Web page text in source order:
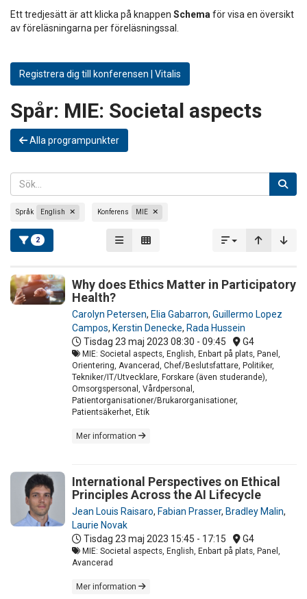
Ett tredjesätt är att klicka på knappen Schema för visa en översikt
av föreläsningarna per föreläsningssal.
Registrera dig till konferensen | Vitalis
Spår: MIE: Societal aspects
Alla programpunkter
Språk English Konferens MIE
2
Why does Ethics Matter in Participatory
Health?
Carolyn Petersen, Elia Gabarron, Guillermo Lopez
Campos, Kerstin Denecke, Rada Hussein
Tisdag 23 maj 2023 08:30 - 09:45 G4
MIE: Societal aspects, English, Enbart på plats, Panel,
Orientering, Avancerad, Chef/Beslutsfattare, Politiker,
Tekniker/IT/Utvecklare, Forskare (även studerande),
Omsorgspersonal, Vårdpersonal,
Patientorganisationer/Brukarorganisationer,
Patientsäkerhet, Etik
Mer information
International Perspectives on Ethical
Principles Across the AI Lifecycle
Jean Louis Raisaro, Fabian Prasser, Bradley Malin,
Laurie Novak
Tisdag 23 maj 2023 15:45 - 17:15 G4
MIE: Societal aspects, English, Enbart på plats, Panel,
Avancerad
Mer information